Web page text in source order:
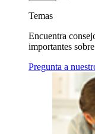
Temas
Encuentra
importantes
Pregunta a